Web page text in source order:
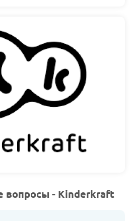
вопросы - Kinderkraft